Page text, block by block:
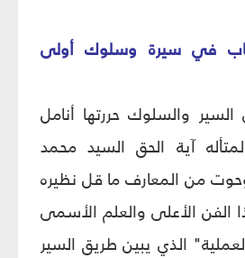
في سيرة وسلوك أولى
والسلوك حررتها أنامل
آية الحق السيد محمد
من المعارف ما قل نظيره
الفن الأعلى والعلم الأسمى
الذي يبين طريق السير